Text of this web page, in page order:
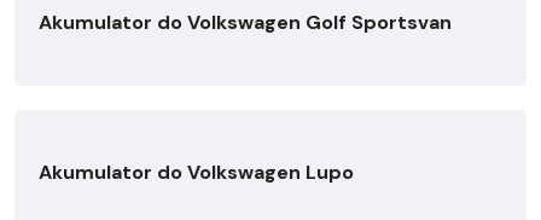
Akumulator do Volkswagen Golf Sportsvan
Akumulator do Volkswagen Lupo